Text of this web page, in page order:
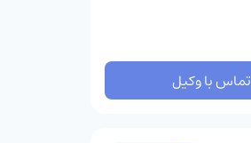
تماس با وکیل